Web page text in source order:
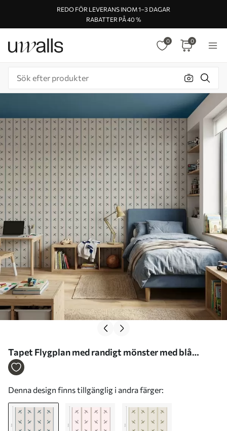
REDO FÖR LEVERANS INOM 1–3 DAGAR
RABATTER PÅ 40 %
0 0
Tapet Flygplan med randigt mönster med blå
ränder Nr. a01170
Denna design finns tillgänglig i andra färger: